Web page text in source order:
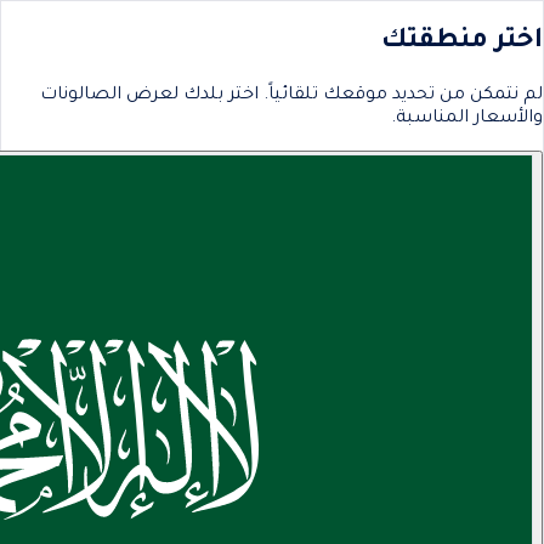
اختر منطقتك
لم نتمكن من تحديد موقعك تلقائياً. اختر بلدك لعرض الصالونات
والأسعار المناسبة.